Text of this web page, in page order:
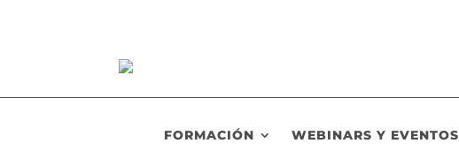
FORMACIÓN WEBINARS Y EVENTOS